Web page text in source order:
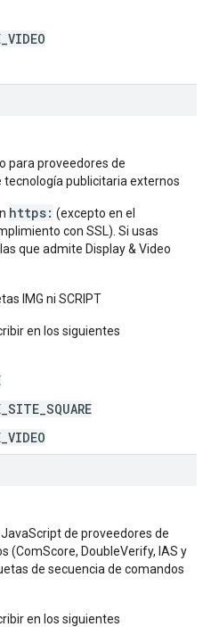
para proveedores de
publicitaria externos
https: (excepto en el
con SSL). Si usas
que admite Display & Video
IMG ni SCRIPT
en los siguientes
de proveedores de
(ComScore, DoubleVerify, IAS y
de secuencia de comandos
en los siguientes